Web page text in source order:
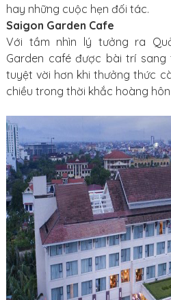
hay những cuộc hẹn đối tác.
Saigon Garden Cafe
Với tầm nhìn lý tưởng ra
Garden café được bài trí
tuyệt vời hơn khi thưởng thức
chiều trong thời khắc hoàng